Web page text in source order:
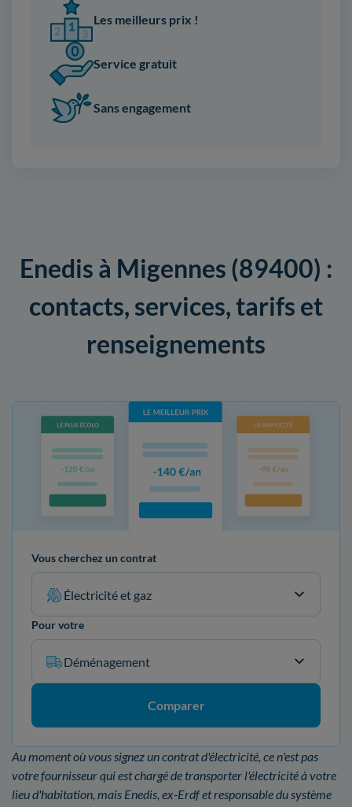
Les meilleurs prix !
Service gratuit
Sans engagement
Enedis à Migennes (89400) :
contacts, services, tarifs et
renseignements
Vous cherchez un contrat
Électricité et gaz
Pour votre
Déménagement
Comparer
Au moment où vous signez un contrat d'électricité, ce n'est pas
votre fournisseur qui est chargé de transporter l'électricité à votre
lieu d'habitation, mais Enedis, ex-Erdf et responsable du système